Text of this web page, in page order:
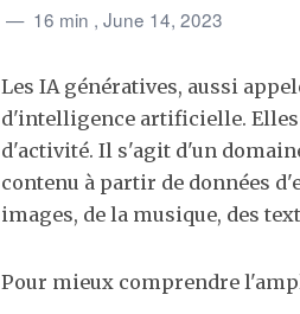
16 min , June 14, 2023
Les IA génératives, aussi
d'intelligence artificielle.
d'activité. Il s'agit d'un
contenu à partir de données
images, de la musique, des
Pour mieux comprendre